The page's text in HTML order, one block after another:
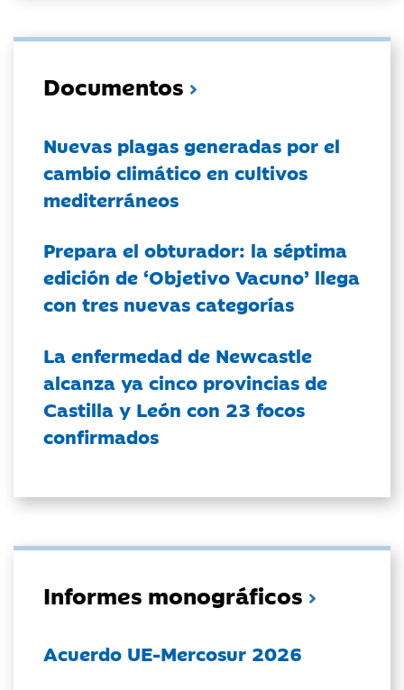
Documentos
Nuevas plagas generadas por el
cambio climático en cultivos
mediterráneos
Prepara el obturador: la séptima
edición de ‘Objetivo Vacuno’ llega
con tres nuevas categorías
La enfermedad de Newcastle
alcanza ya cinco provincias de
Castilla y León con 23 focos
confirmados
Informes monográficos
Acuerdo UE-Mercosur 2026